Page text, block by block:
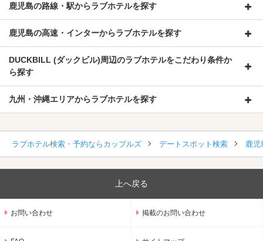
鹿児島の路線・駅からラブホテルを探す
鹿児島の高速・インターからラブホテルを探す
DUCKBILL (ダックビル)周辺のラブホテルをこだわり条件か
ら探す
九州・沖縄エリアからラブホテルを探す
ラブホテル検索・予約ならカップルズ デートスポット検索 鹿児
上へ戻る
お問い合わせ 掲載のお問い合わせ